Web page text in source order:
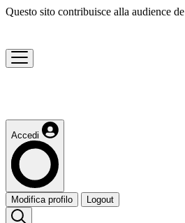
Questo sito contribuisce alla audience de
Accedi
Modifica profilo Logout